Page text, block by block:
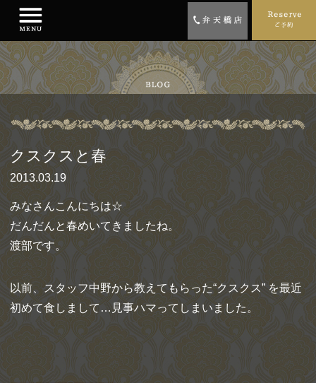
クスクスと春
2013.03.19
みなさんこんにちは☆
だんだんと春めいてきましたね。
渡部です。
以前、スタッフ中野から教えてもらった“クスクス” を最近
初めて食しまして…見事ハマってしまいました。